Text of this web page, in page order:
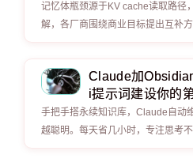
记忆体瓶颈源于KV cache读取路径
解，各厂商围绕商业目标提出互补
Claude加
i提示词建设你的
手把手搭永续知识库，Claude自动
越聪明。每天省几小时，专注思考